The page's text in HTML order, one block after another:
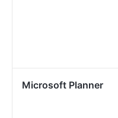
Microsoft Planner